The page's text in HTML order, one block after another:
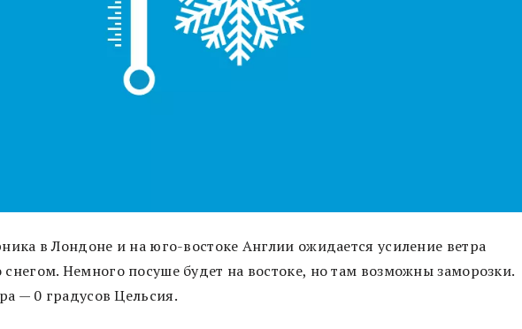
в Лондоне и на юго-востоке Англии ожидается усиление ветра
Немного посуше будет на востоке, но там возможны заморозки.
— 0 градусов Цельсия.